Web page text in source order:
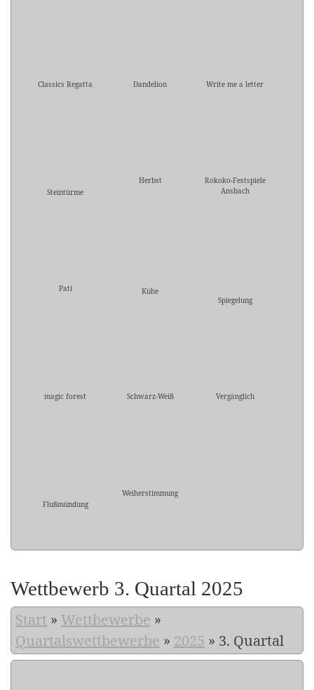
Classics Regatta Dandelion Write me a letter
Steintürme
Herbst
Rokoko-Festspiele
Ansbach
Pati
Kühe
Spiegelung
magic forest Schwarz-Weiß Vergänglich
Flußmündung
Weiherstimmung
Wettbewerb 3. Quartal 2025
Start » Wettbewerbe »
Quartalswettbewerbe » 2025 » 3. Quartal